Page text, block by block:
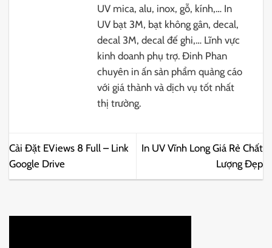
UV mica, alu, inox, gỗ, kính,… In
UV bạt 3M, bạt không gân, decal,
decal 3M, decal đế ghi,… Lĩnh vực
kinh doanh phụ trợ. Đinh Phan
chuyên in ấn sản phẩm quảng cáo
với giá thành và dịch vụ tốt nhất
thị trường.
Cài Đặt EViews 8 Full – Link
Google Drive
In UV Vĩnh Long Giá Rẻ Chất
Lượng Đẹp